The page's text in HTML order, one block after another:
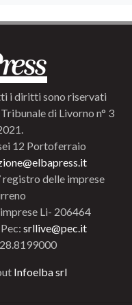
i diritti sono riservati
di Livorno n° 3
12 Portoferraio
registro delle imprese
Li- 206464
srllive@pec.it
Infoelba srl